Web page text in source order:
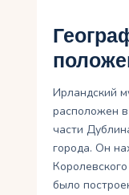
Ирландский
расположен
части
города. Он
было